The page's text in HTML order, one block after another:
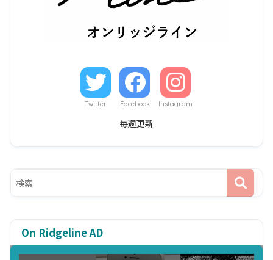
Twitter Facebook Instagram
毎週更新
On Ridgeline AD